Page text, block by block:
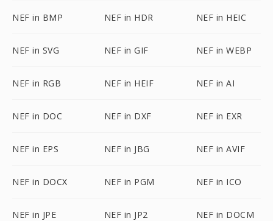
NEF in BMP NEF in HDR NEF in HEIC
NEF in SVG NEF in GIF NEF in WEBP
NEF in RGB NEF in HEIF NEF in AI
NEF in DOC NEF in DXF NEF in EXR
NEF in EPS NEF in JBG NEF in AVIF
NEF in DOCX NEF in PGM NEF in ICO
NEF in JPE NEF in JP2 NEF in DOCM